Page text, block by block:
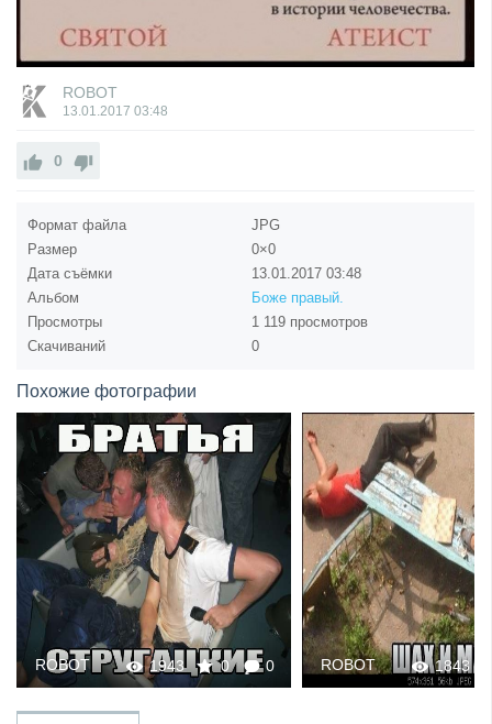
ROBOT
13.01.2017 03:48
0
Формат файла
JPG
Размер
0×0
Дата съёмки
13.01.2017 03:48
Альбом
Боже правый.
Просмотры
1 119 просмотров
Скачиваний
0
Похожие фотографии
1943 0 0
ROBOT 1843
ROBOT